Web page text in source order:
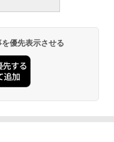
ド - 1000 Robux 【限
テムを含む】 【オンラ
】 ロブロックス |オン
ばんやさしい 教科書:
者 素人 でも安心 使い
業にもコンテンツ作成
も！ 非エンジニアのた
グ入門シリーズ
調調節ライト、12週間
(16GB) 7イ
、色調調節ライト、12
優先表示させる